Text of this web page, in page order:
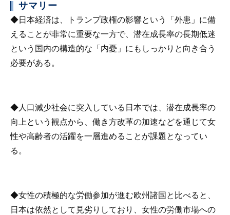
サマリー
◆日本経済は、トランプ政権の影響という「外患」に備
えることが非常に重要な一方で、潜在成長率の長期低迷
という国内の構造的な「内憂」にもしっかりと向き合う
必要がある。
◆人口減少社会に突入している日本では、潜在成長率の
向上という観点から、働き方改革の加速などを通じて女
性や高齢者の活躍を一層進めることが課題となってい
る。
◆女性の積極的な労働参加が進む欧州諸国と比べると、
日本は依然として見劣りしており、女性の労働市場への